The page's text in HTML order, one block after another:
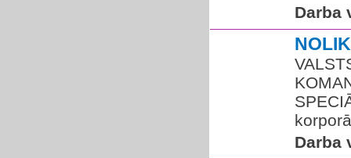
Darba
Darba